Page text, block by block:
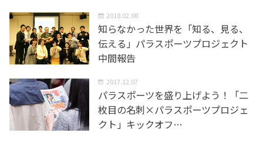
2018.02.08
知らなかった世界を「知る、見る、
伝える」パラスポーツプロジェクト
中間報告
2017.12.07
パラスポーツを盛り上げよう！「二
枚目の名刺×パラスポーツプロジェ
クト」キックオフ…